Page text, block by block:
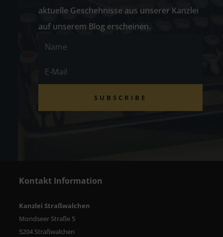
aktuelle Geschehnisse aus unserer Kanzlei
auf unserem Blog erscheinen.
SUBSCRIBE
Kontakt Information
Kanzlei Straßwalchen
Mondseer Straße 5
5204 Straßwalchen